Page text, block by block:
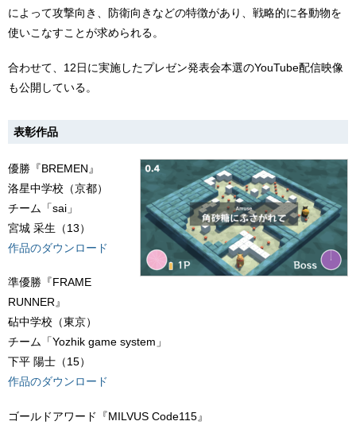
によって攻撃向き、防衛向きなどの特徴があり、戦略的に各動物を
使いこなすことが求められる。
合わせて、12日に実施したプレゼン発表会本選のYouTube配信映像
も公開している。
表彰作品
優勝『BREMEN』
洛星中学校（京都）
チーム「sai」
宮城 采生（13）
作品のダウンロード
準優勝『FRAME
RUNNER』
砧中学校（東京）
チーム「Yozhik game system」
下平 陽士（15）
作品のダウンロード
ゴールドアワード『MILVUS Code115』